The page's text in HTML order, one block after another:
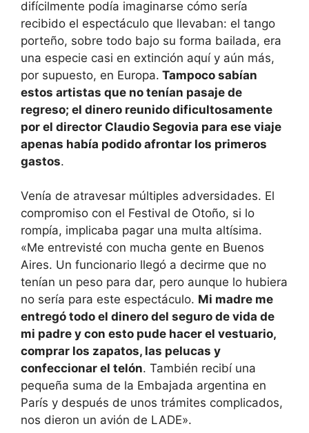
difícilmente podía imaginarse cómo sería
recibido el espectáculo que llevaban: el tango
porteño, sobre todo bajo su forma bailada, era
una especie casi en extinción aquí y aún más,
por supuesto, en Europa. Tampoco sabían
estos artistas que no tenían pasaje de
regreso; el dinero reunido dificultosamente
por el director Claudio Segovia para ese viaje
apenas había podido afrontar los primeros
gastos.
Venía de atravesar múltiples adversidades. El
compromiso con el Festival de Otoño, si lo
rompía, implicaba pagar una multa altísima.
«Me entrevisté con mucha gente en Buenos
Aires. Un funcionario llegó a decirme que no
tenían un peso para dar, pero aunque lo hubiera
no sería para este espectáculo. Mi madre me
entregó todo el dinero del seguro de vida de
mi padre y con esto pude hacer el vestuario,
comprar los zapatos, las pelucas y
confeccionar el telón. También recibí una
pequeña suma de la Embajada argentina en
París y después de unos trámites complicados,
nos dieron un avión de LADE».